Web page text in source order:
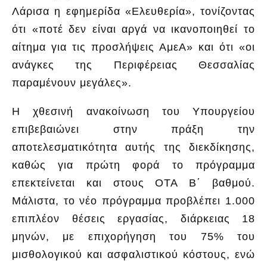
Λάρισα η εφημερίδα «Ελευθερία», τονίζοντας
ότι «ποτέ δεν είναι αργά να ικανοποιηθεί το
αίτημα για τις προσλήψεις ΑμεΑ» και ότι «οι
ανάγκες της Περιφέρειας Θεσσαλίας
παραμένουν μεγάλες».
Η χθεσινή ανακοίνωση του Υπουργείου
επιβεβαιώνει στην πράξη την
αποτελεσματικότητα αυτής της διεκδίκησης,
καθώς για πρώτη φορά το πρόγραμμα
επεκτείνεται και στους ΟΤΑ Β΄ βαθμού.
Μάλιστα, το νέο πρόγραμμα προβλέπει 1.000
επιπλέον θέσεις εργασίας, διάρκειας 18
μηνών, με επιχορήγηση του 75% του
μισθολογικού και ασφαλιστικού κόστους, ενώ